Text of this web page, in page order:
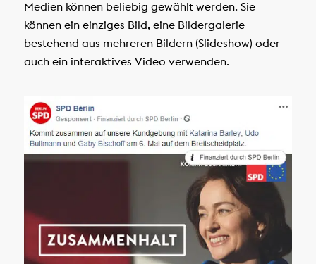
Medien können beliebig gewählt werden. Sie
können ein einziges Bild, eine Bildergalerie
bestehend aus mehreren Bildern (Slideshow) oder
auch ein interaktives Video verwenden.